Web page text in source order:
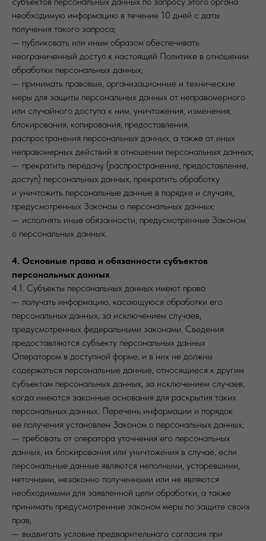
необходимую информацию в течение 10 дней с даты
получения такого запроса;
— публиковать или иным образом обеспечивать
неограниченный доступ к настоящей Политике в отношении
обработки персональных данных;
— принимать правовые, организационные и технические
меры для защиты персональных данных от неправомерного
или случайного доступа к ним, уничтожения, изменения,
блокирования, копирования, предоставления,
распространения персональных данных, а также от иных
неправомерных действий в отношении персональных данных;
— прекратить передачу (распространение, предоставление,
доступ) персональных данных, прекратить обработку
и уничтожить персональные данные в порядке и случаях,
предусмотренных Законом о персональных данных;
— исполнять иные обязанности, предусмотренные Законом
о персональных данных.
4. Основные права и обязанности субъектов
персональных данных
4.1. Субъекты персональных данных имеют право:
— получать информацию, касающуюся обработки его
персональных данных, за исключением случаев,
предусмотренных федеральными законами. Сведения
предоставляются субъекту персональных данных
Оператором в доступной форме, и в них не должны
содержаться персональные данные, относящиеся к другим
субъектам персональных данных, за исключением случаев,
когда имеются законные основания для раскрытия таких
персональных данных. Перечень информации и порядок
ее получения установлен Законом о персональных данных;
— требовать от оператора уточнения его персональных
данных, их блокирования или уничтожения в случае, если
персональные данные являются неполными, устаревшими,
неточными, незаконно полученными или не являются
необходимыми для заявленной цели обработки, а также
принимать предусмотренные законом меры по защите своих
прав;
— выдвигать условие предварительного согласия при